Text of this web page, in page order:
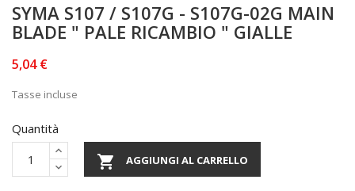
SYMA S107 / S107G - S107G-02G MAIN
BLADE " PALE RICAMBIO " GIALLE
5,04 €
Tasse incluse
Quantità
 AGGIUNGI AL CARRELLO